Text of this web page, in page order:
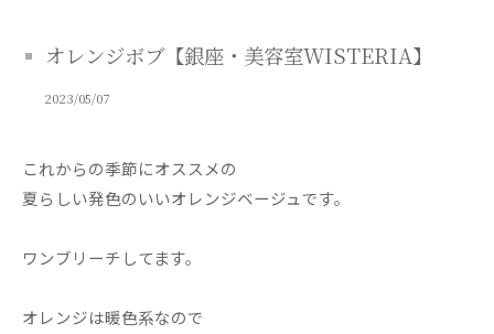
オレンジボブ【銀座・美容室WISTERIA】
2023/05/07
これからの季節にオススメの
夏らしい発色のいいオレンジベージュです。
ワンブリーチしてます。
オレンジは暖色系なので